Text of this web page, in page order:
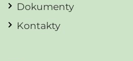
Dokumenty
Kontakty